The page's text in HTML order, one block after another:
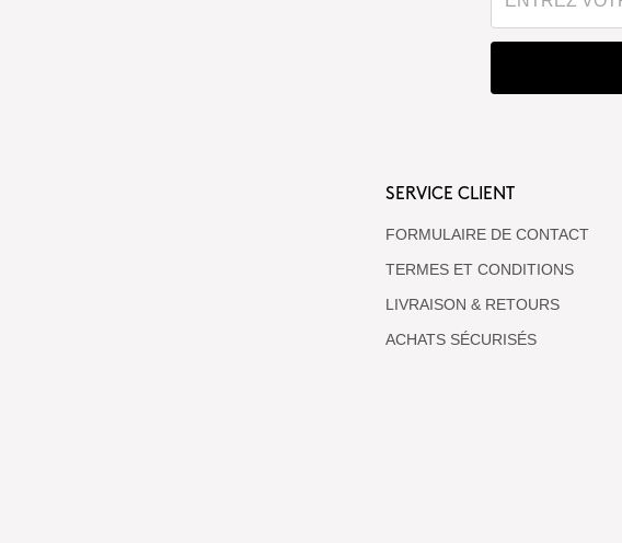
SERVICE CLIENT
FORMULAIRE DE CONTACT
TERMES ET CONDITIONS
LIVRAISON & RETOURS
ACHATS SÉCURISÉS